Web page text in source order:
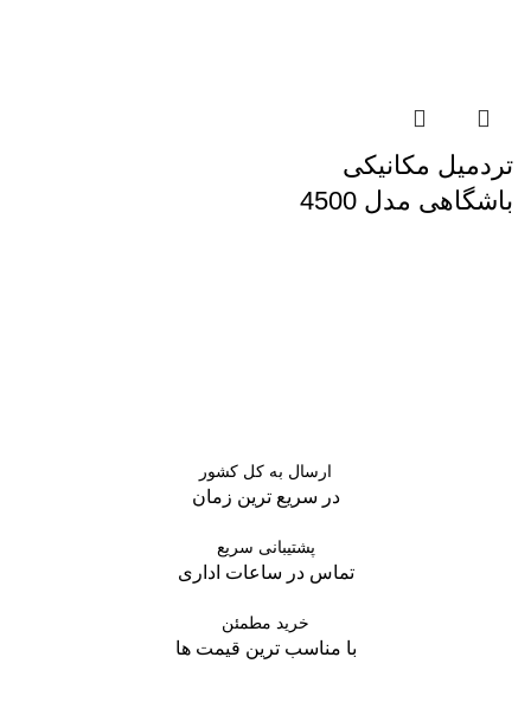
تردمیل مکانیکی
باشگاهی مدل 4500
ارسال به کل کشور
در سریع ترین زمان
پشتیبانی سریع
تماس در ساعات اداری
خرید مطمئن
با مناسب ترین قیمت ها